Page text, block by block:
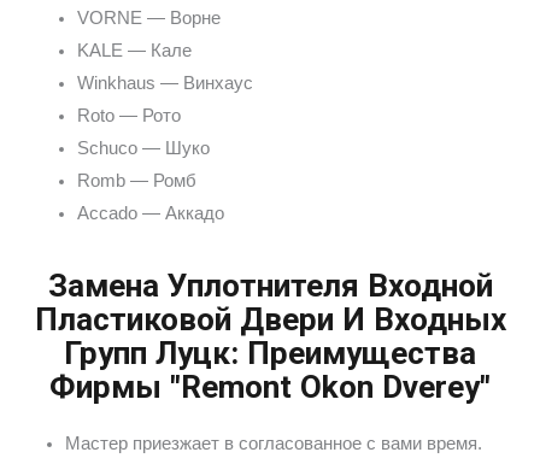
VORNE — Ворне
KALE — Кале
Winkhaus — Винхаус
Roto — Рото
Schuco — Шуко
Romb — Ромб
Accado — Аккадо
Замена Уплотнителя Входной
Пластиковой Двери И Входных
Групп Луцк: Преимущества
Фирмы "Remont Okon Dverey"
Мастер приезжает в согласованное с вами время.